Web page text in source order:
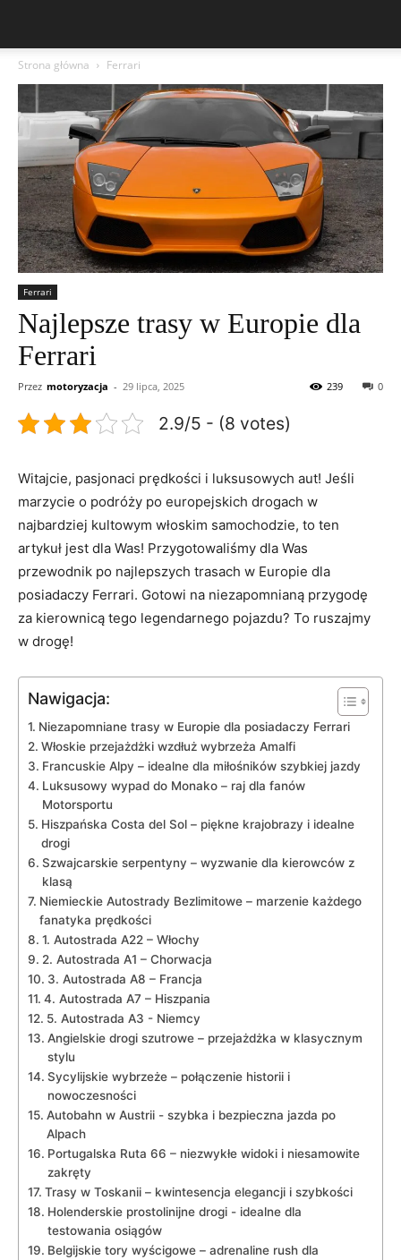
Strona główna Ferrari
Ferrari
Najlepsze trasy w Europie dla
Ferrari
Przez motoryzacja - 29 lipca, 2025 0
239
2.9/5 - (8 votes)
Witajcie, pasjonaci prędkości ​i luksusowych ​aut!‍ Jeśli ​
marzycie‍ o podróży po europejskich drogach w
najbardziej kultowym włoskim samochodzie, to ten⁢
artykuł jest dla Was! Przygotowaliśmy dla Was
przewodnik ‌po najlepszych trasach⁤ w Europie dla
posiadaczy Ferrari. Gotowi‍ na niezapomnianą przygodę
za kierownicą tego ​legendarnego ⁢pojazdu? To ruszajmy
w drogę!
Nawigacja:
Niezapomniane trasy w Europie dla posiadaczy⁣ Ferrari
Włoskie przejażdżki wzdłuż​ wybrzeża Amalfi
Francuskie Alpy – idealne ⁢dla miłośników szybkiej jazdy
Luksusowy ​wypad‌ do Monako – raj dla fanów
Motorsportu
Hiszpańska‍ Costa del Sol⁢ – piękne krajobrazy⁤ i idealne
drogi
Szwajcarskie serpentyny – wyzwanie dla‍ kierowców z
klasą
Niemieckie ​Autostrady Bezlimitowe – marzenie każdego
fanatyka prędkości
1.​ Autostrada A22 – Włochy
2. Autostrada A1 – Chorwacja
3. Autostrada ⁤A8 – Francja
4. Autostrada A7 – ⁣Hiszpania
5. Autostrada A3 -‌ Niemcy
Angielskie​ drogi szutrowe – przejażdżka w‌ klasycznym
⁢stylu
Sycylijskie ⁣wybrzeże – połączenie historii i
nowoczesności
Autobahn⁢ w ‌Austrii ​- szybka⁤ i bezpieczna jazda po
Alpach
Portugalska ​Ruta 66 – niezwykłe⁤ widoki i niesamowite
zakręty
Trasy w Toskanii – kwintesencja elegancji i szybkości
Holenderskie prostolinijne⁢ drogi -‌ idealne dla‌
testowania osiągów
Belgijskie tory wyścigowe – ⁢adrenaline rush ⁣dla